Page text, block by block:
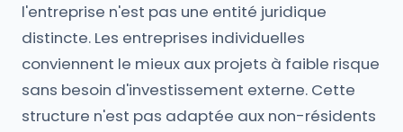
l'entreprise n'est pas une entité juridique
distincte. Les entreprises individuelles
conviennent le mieux aux projets à faible risque
sans besoin d'investissement externe. Cette
structure n'est pas adaptée aux non-résidents